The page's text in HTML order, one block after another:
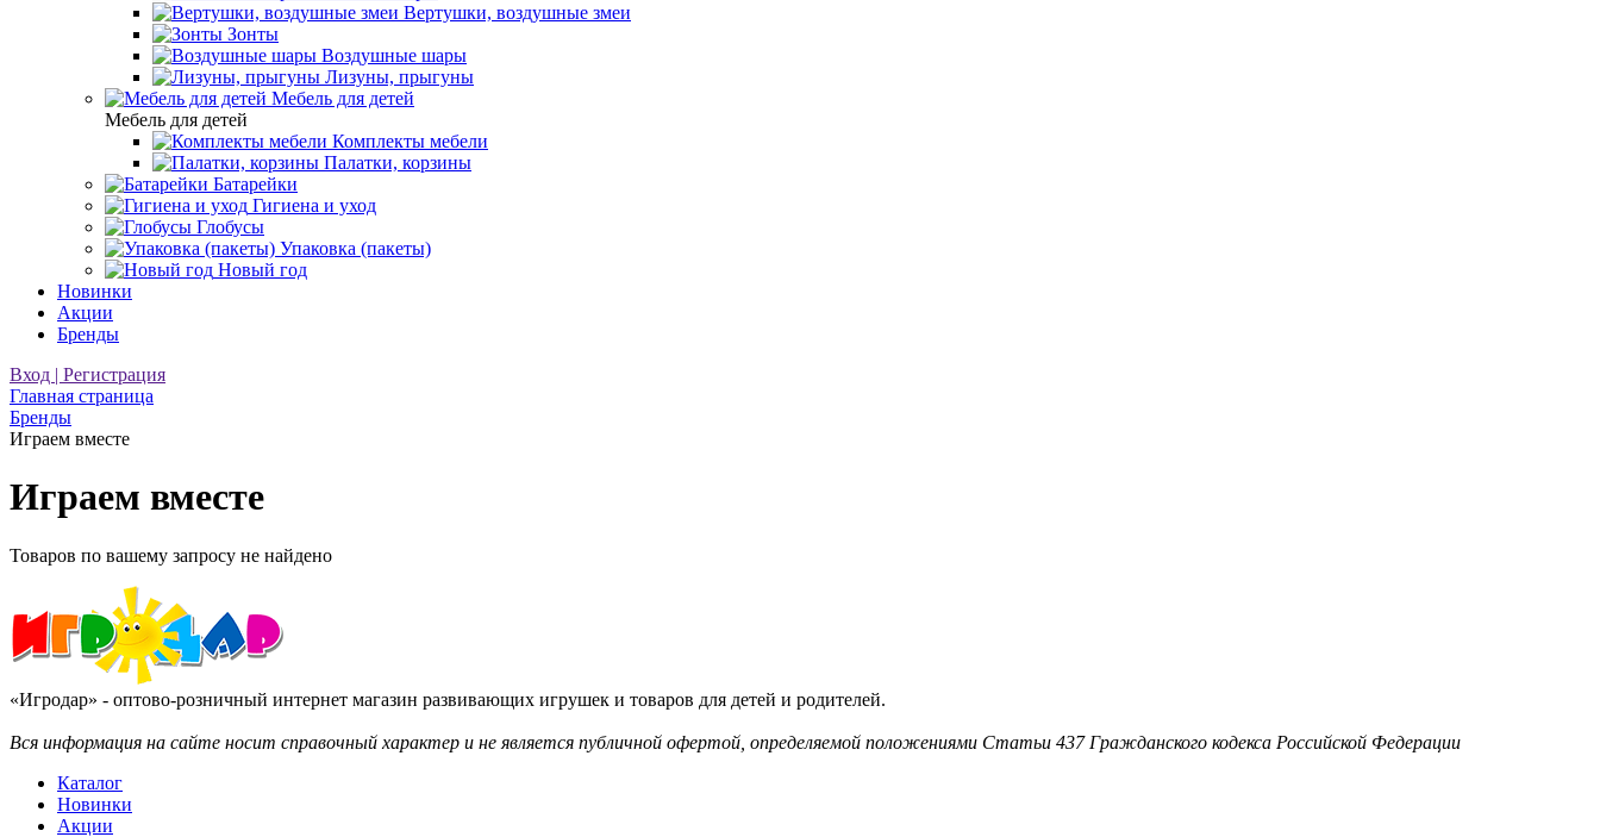
Вертушки, воздушные змеи
Зонты
Воздушные шары
Лизуны, прыгуны
Мебель для детей
Мебель для детей
Комплекты мебели
Палатки, корзины
Батарейки
Гигиена и уход
Глобусы
Упаковка (пакеты)
Новый год
Новинки
Акции
Бренды
Вход | Регистрация
Главная страница
Бренды
Играем вместе
Играем вместе
Товаров по вашему запросу не найдено
«Игродар» - оптово-розничный интернет магазин развивающих игрушек и товаров для детей и родителей.
Вся информация на сайте носит справочный характер и не является публичной офертой, определяемой положениями Статьи 437 Гражданского кодекса Российской Федерации
Каталог
Новинки
Акции